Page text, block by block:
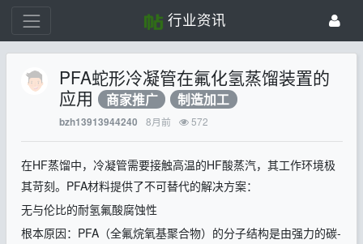
行业资讯
PFA蛇形冷凝管在氟化氢蒸馏装置的
应用 商家推广 制造加工
bzh13913944240 8月前 572
在HF蒸馏中，冷凝管需要接触高温的HF酸蒸汽，其工作环境极
其苛刻。 PFA材料提供了不可替代的解决方案：
无与伦比的耐氢氟酸腐蚀性
根本原因： PFA（全氟烷氧基聚合物）的分子结构是由强力的碳-